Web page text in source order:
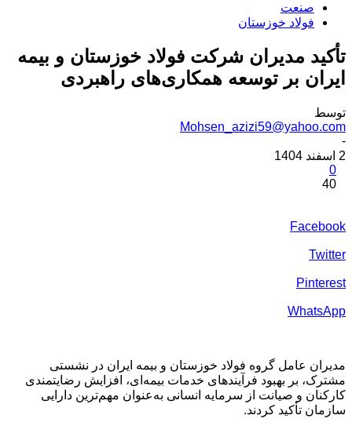
صنعت
فولاد خوزستان
تأکید مدیران شرکت فولاد خوزستان و بیمه
ایران بر توسعه همکاری‌های راهبردی
توسط
Mohsen_azizi59@yahoo.com
-
2 اسفند 1404
0
40
Facebook
Twitter
Pinterest
WhatsApp
مدیران عامل گروه فولاد خوزستان و بیمه ایران در نشستی
مشترک، بر بهبود فرآیندهای خدمات بیمه‌ای، افزایش رضایتمندی
کارکنان و صیانت از سرمایه انسانی به‌عنوان مهم‌ترین دارایی
سازمان تأکید کردند.